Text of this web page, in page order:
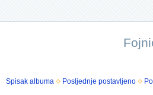
Spisak albuma
Posljednje postavljeno